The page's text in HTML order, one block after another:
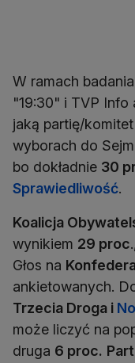
W ramach
"19:30" i TVP
jaką partię/
wyborach do
bo dokładnie 30
Sprawiedliwość.
Koalicja
wynikiem 29 proc
Głos na
ankietowanych.
Trzecia Droga i
może liczyć na
druga 6 proc.